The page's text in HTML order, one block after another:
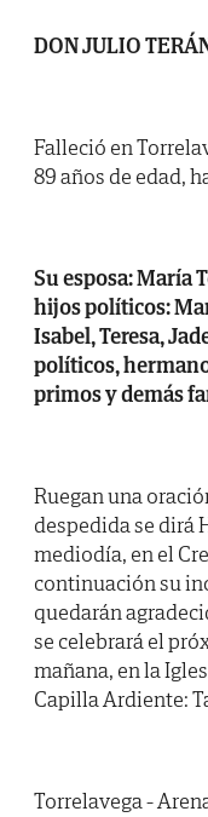
DON JULIO
Falleció en
89 años de edad,
Su esposa: María
hijos políticos:
Isabel, Teresa,
políticos,
primos y demás
Ruegan una
despedida se dirá
mediodía, en el
continuación su
quedarán
se celebrará el
mañana, en la
Capilla Ardiente:
Torrelavega -